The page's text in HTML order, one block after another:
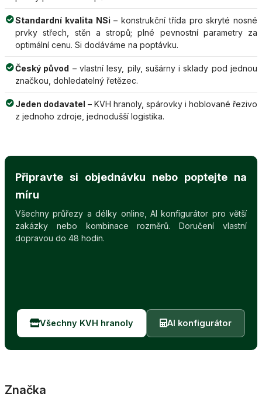
Standardní kvalita NSi – konstrukční třída pro skryté nosné
prvky střech, stěn a stropů; plné pevnostní parametry za
optimální cenu. Si dodáváme na poptávku.
Český původ – vlastní lesy, pily, sušárny i sklady pod jednou
značkou, dohledatelný řetězec.
Jeden dodavatel – KVH hranoly, spárovky i hoblované řezivo
z jednoho zdroje, jednodušší logistika.
Připravte si objednávku nebo poptejte na
míru
Všechny průřezy a délky online, AI konfigurátor pro větší
zakázky nebo kombinace rozměrů. Doručení vlastní
dopravou do 48 hodin.
Všechny KVH hranoly AI konfigurátor
Značka